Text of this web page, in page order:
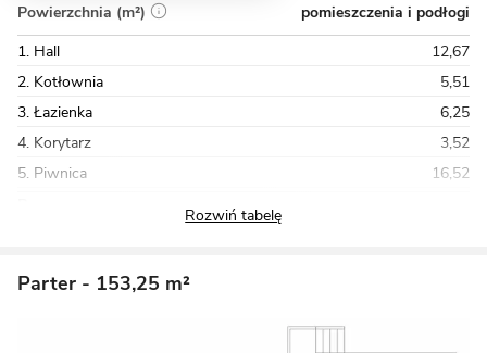
Powierzchnia (m²)
pomieszczenia i podłogi
1. Hall
12,67
2. Kotłownia
5,51
3. Łazienka
6,25
4. Korytarz
3,52
5. Piwnica
16,52
Parter - 153,25 m²